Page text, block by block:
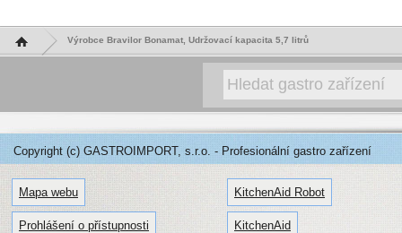
Hlavní stránka Výrobce Bravilor Bonamat, Udržovací kapacita 5,7 litrů
Copyright (c) GASTROIMPORT, s.r.o. - Profesionální gastro zařízení
Mapa webu
Prohlášení o přístupnosti
KitchenAid Robot
KitchenAid